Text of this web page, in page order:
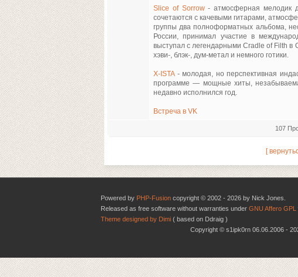
Slice of Sorrow- атмосферная мелодик
сочетаются с качевыми гитарами,
группы два полноформатных альбома,
России, принимал участие в
выступал с легендарными Cradle of Filth в
хэви-, блэк-, дум-метал и немного готики.
X-ISTA- молодая, но перспективная
программе — мощные хиты,
недавно исполнился год.
Встреча в VK
107
[
Powered by PHP-Fusion copyright © 2002 - 2026 by Nick Jones.
Released as free software without warranties under GNU Affero GPL
Theme designed by Dimi ( based on Ddraig )
Copyright © s1ipk0rn 06.06.2006 -